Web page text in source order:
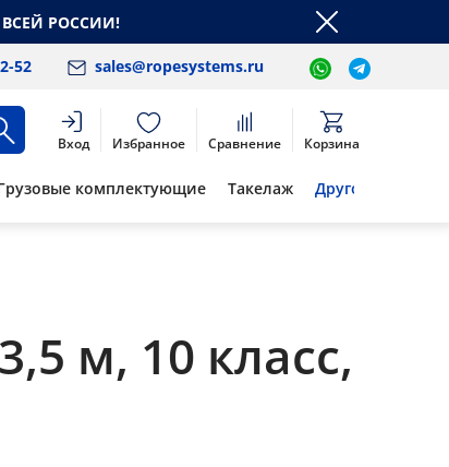
РОССИИ!
52 sales@ropesystems.ru
Вход Избранное Сравнение Корзина
комплектующие Такелаж Другое
м, 10 класс,